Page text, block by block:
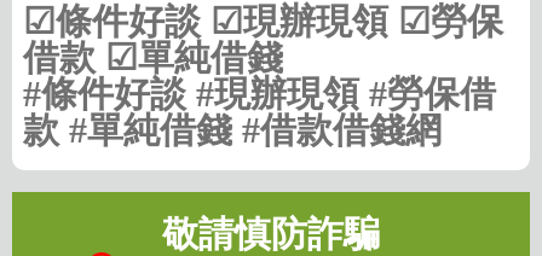
☑條件好談 ☑現辦現領 ☑勞保
借款 ☑單純借錢
#條件好談 #現辦現領 #勞保借
款 #單純借錢 #借款借錢網
敬請慎防詐騙